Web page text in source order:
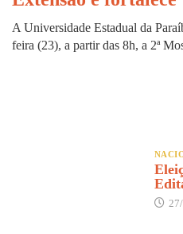
A Universidade Estadual da
feira (23), a partir das 8h, a 2ª